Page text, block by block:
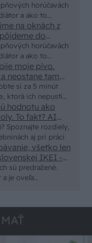
horúčavách
a ako to
horúčavách
a ako to
na oknách z
do
markízy
idú okolo 100
si za 5 minút
ktorá ich nepustí
moje pivo.
neostane tam
efektivne.
Spoznajte rozdiely,
aj pri práci
hodnotu ako
AI
schnutia tak 15
A rozdiel
sú predražené.
je oveľa
všetko len
IKEI -
veľa námahy s
No lepšie než